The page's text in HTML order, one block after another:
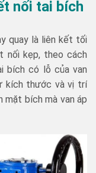
nối tai bích
quay là liên kết tối
nối kẹp, theo cách
bích có lỗ của van
kích thước và vị trí
mặt bích mà van áp